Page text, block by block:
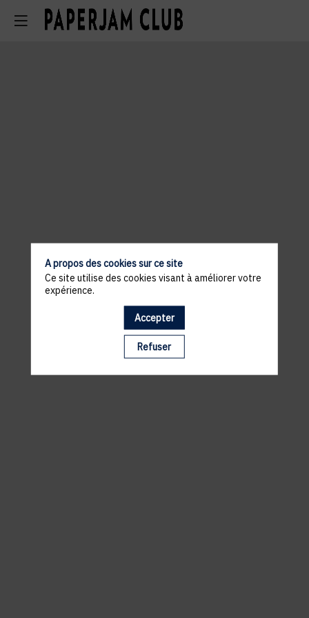
Il manque du contenu : rafraichissez votre navigateur
A propos des cookies sur ce site
Ce site utilise des cookies visant à améliorer votre
expérience.
Accepter
Refuser